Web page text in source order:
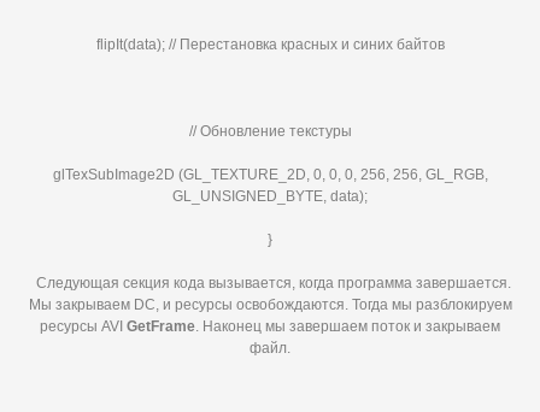
flipIt(data); // Перестановка красных и синих байтов
// Обновление текстуры
glTexSubImage2D (GL_TEXTURE_2D, 0, 0, 0, 256, 256, GL_RGB,
GL_UNSIGNED_BYTE, data);
}
Следующая секция кода вызывается, когда программа завершается.
Мы закрываем DC, и ресурсы освобождаются. Тогда мы разблокируем
ресурсы AVI GetFrame. Наконец мы завершаем поток и закрываем
файл.